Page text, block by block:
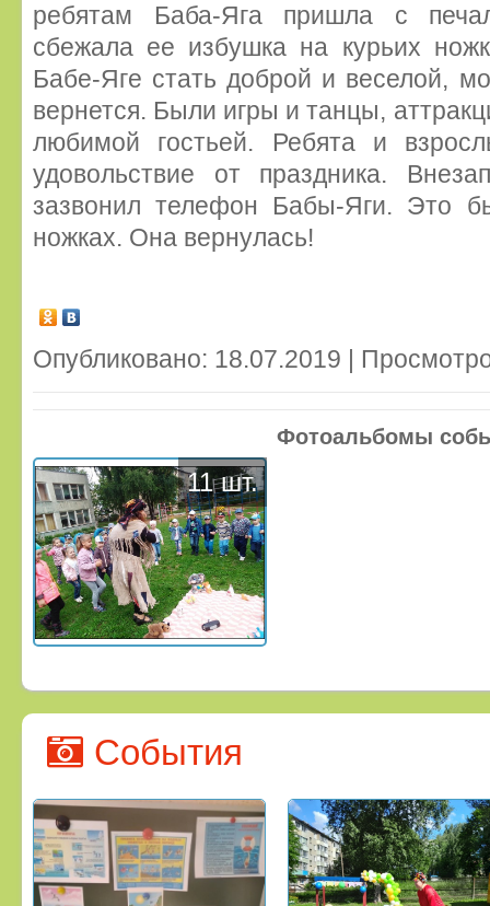
ребятам Баба-Яга пришла с
сбежала ее избушка на курьих
Бабе-Яге стать доброй и веселой,
вернется. Были игры и танцы,
любимой гостьей. Ребята и
удовольствие от праздника.
зазвонил телефон Бабы-Яги. Это
ножках. Она вернулась!
Опубликовано: 18.07.2019 |
Фотоальбомы
11 шт.
События